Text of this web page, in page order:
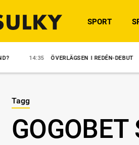
SPORT
14:35 ÖVERLÄGSEN I REDÉN-DEBUT 14:31
Tagg
GOGOBET